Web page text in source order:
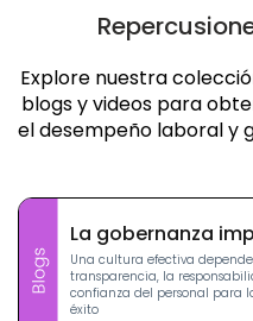
Explore nuestra
blogs y videos para
el desempeño laboral y
La gobernanza
Una cultura efectiva
transparencia, la
confianza del personal para
éxito